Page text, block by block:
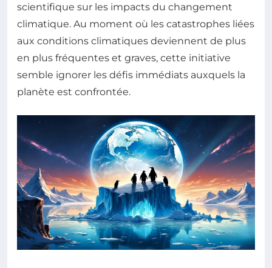
scientifique sur les impacts du changement
climatique. Au moment où les catastrophes liées
aux conditions climatiques deviennent de plus
en plus fréquentes et graves, cette initiative
semble ignorer les défis immédiats auxquels la
planète est confrontée.